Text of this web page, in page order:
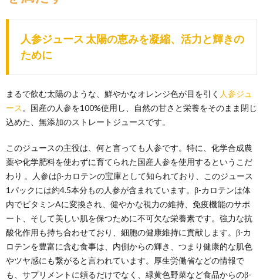
人参ジュース 太陽の恵みを凝縮、活力と輝きの
ために
まるで飲む太陽のような、鮮やかなオレンジ色が目を引く 人参ジュ
ース 。国産の人参を100%使用し、自然の甘さと栄養をそのまま閉じ
込めた、無添加のストレートジュースです。
このジュースの主役は、何と言っても人参です。特に、化学合成農
薬や化学肥料を使わずに育てられた国産人参を使用するというこだ
わり 。人参はβ-カロテンの宝庫として知られており、このジュース
1パックには約4.5本分もの人参が含まれています。β-カロテンは体
内でビタミンAに変換され、健やかな視力の維持、免疫機能のサポ
ート、そして美しい肌を保つために不可欠な栄養素です。強力な抗
酸化作用も持ち合わせており、細胞の健康維持に貢献します。β-カ
ロテンを豊富に含む食事は、内側からの輝き、つまり健康的な肌色
やツヤ感にも繋がると言われています。厚生労働省などの情報で
も、サプリメントに頼るだけでなく、緑黄色野菜など食品からのβ-